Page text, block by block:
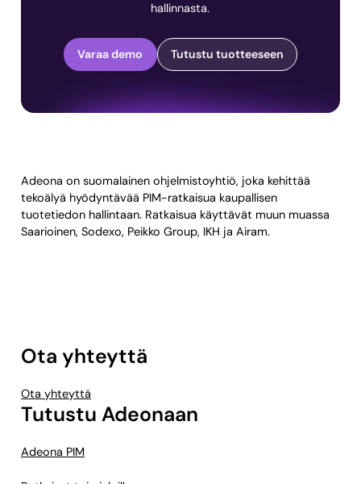
hallinnasta.
Varaa demo Tutustu tuotteeseen
Adeona on suomalainen ohjelmistoyhtiö, joka kehittää
tekoälyä hyödyntävää PIM-ratkaisua kaupallisen
tuotetiedon hallintaan. Ratkaisua käyttävät muun muassa
Saarioinen, Sodexo, Peikko Group, IKH ja Airam.
Ota yhteyttä
Ota yhteyttä
Tutustu Adeonaan
Adeona PIM